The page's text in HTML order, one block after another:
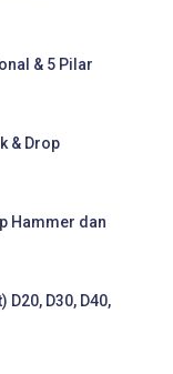
& 5 Pilar
& Drop
Hammer dan
D30, D40,